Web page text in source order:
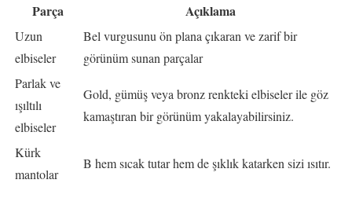
Parça Açıklama
Uzun
elbiseler
Bel vurgusunu ön plana çıkaran ve zarif bir
görünüm sunan parçalar
Parlak ve
ışıltılı
elbiseler
Gold, gümüş veya bronz renkteki elbiseler ile göz
kamaştıran bir görünüm yakalayabilirsiniz.
Kürk
mantolar
B hem sıcak tutar hem de şıklık katarken sizi ısıtır.